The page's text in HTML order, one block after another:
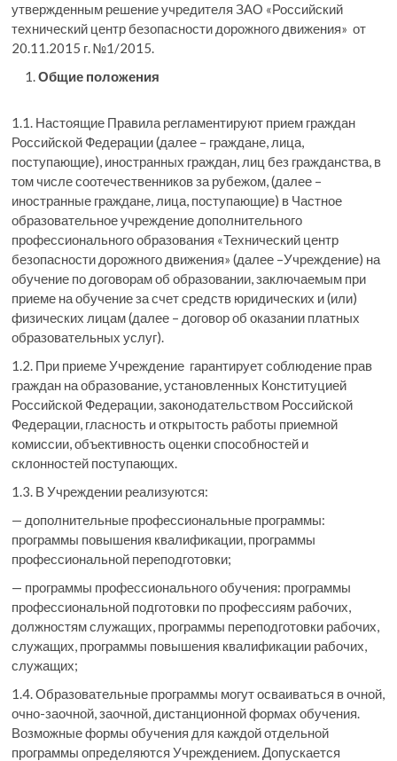
утвержденным решение учредителя ЗАО «Российский
технический центр безопасности дорожного движения» от
20.11.2015 г. №1/2015.
Общие положения
1.1. Настоящие Правила регламентируют прием граждан
Российской Федерации (далее – граждане, лица,
поступающие), иностранных граждан, лиц без гражданства, в
том числе соотечественников за рубежом, (далее –
иностранные граждане, лица, поступающие) в Частное
образовательное учреждение дополнительного
профессионального образования «Технический центр
безопасности дорожного движения» (далее –Учреждение) на
обучение по договорам об образовании, заключаемым при
приеме на обучение за счет средств юридических и (или)
физических лицам (далее – договор об оказании платных
образовательных услуг).
1.2. При приеме Учреждение гарантирует соблюдение прав
граждан на образование, установленных Конституцией
Российской Федерации, законодательством Российской
Федерации, гласность и открытость работы приемной
комиссии, объективность оценки способностей и
склонностей поступающих.
1.3. В Учреждении реализуются:
— дополнительные профессиональные программы:
программы повышения квалификации, программы
профессиональной переподготовки;
— программы профессионального обучения: программы
профессиональной подготовки по профессиям рабочих,
должностям служащих, программы переподготовки рабочих,
служащих, программы повышения квалификации рабочих,
служащих;
1.4. Образовательные программы могут осваиваться в очной,
очно-заочной, заочной, дистанционной формах обучения.
Возможные формы обучения для каждой отдельной
программы определяются Учреждением. Допускается